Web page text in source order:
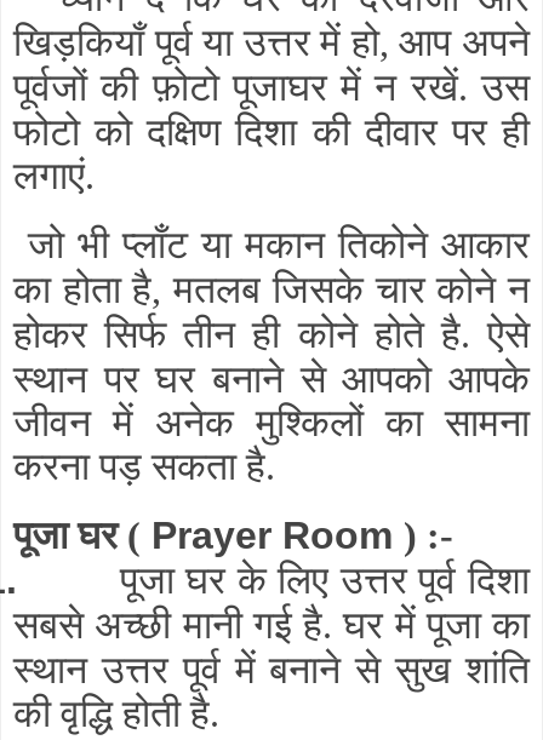
खिड़कियाँ पूर्व या उत्तर में हो, आप अपने
पूर्वजों की फ़ोटो पूजाघर में न रखें. उस
फोटो को दक्षिण दिशा की दीवार पर ही
लगाएं.
जो भी प्लाँट या मकान तिकोने आकार
का होता है,मतलब जिसके चार कोने न
होकर सिर्फ तीन ही कोने होते है.ऐसे
स्थान पर घर बनाने से आपको आपके
जीवन में अनेक मुश्किलों का सामना
करना पड़ सकता है.
पूजा घर( Prayer Room ) :-
पूजा घर के लिए उत्तर पूर्व दिशा
सबसे अच्छी मानी गई है.घर में पूजा का
स्थान उत्तर पूर्व में बनाने से सुख शांति
की वृद्धि होती है.